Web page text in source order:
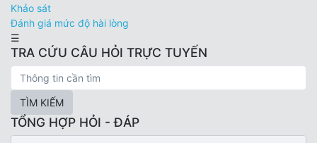
Khảo sát
Đánh giá mức độ hài lòng
☰
TRA CỨU CÂU HỎI TRỰC TUYẾN
TÌM KIẾM
TỔNG HỢP HỎI - ĐÁP